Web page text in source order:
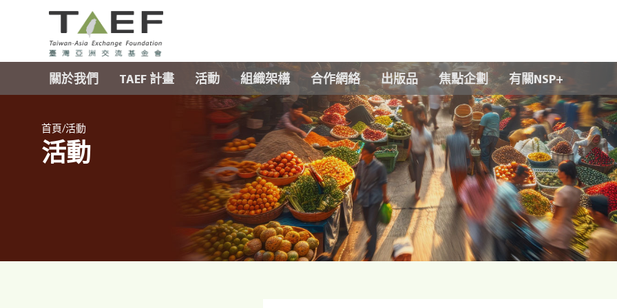
Skip to main content
TAEF
H
m
關於我們 TAEF 計畫 活動 組織架構 合作網絡 出版品 焦點企劃 有關NSP+
首頁/活動
活動